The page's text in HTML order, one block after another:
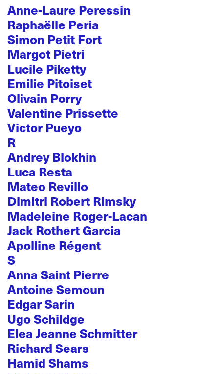
Anne-Laure Peressin
Raphaëlle Peria
Simon Petit Fort
Margot Pietri
Lucile Piketty
Emilie Pitoiset
Olivain Porry
Valentine Prissette
Victor Pueyo
R
Andrey Blokhin
Luca Resta
Mateo Revillo
Dimitri Robert Rimsky
Madeleine Roger-Lacan
Jack Rothert Garcia
Apolline Régent
S
Anna Saint Pierre
Antoine Semoun
Edgar Sarin
Ugo Schildge
Elea Jeanne Schmitter
Richard Sears
Hamid Shams